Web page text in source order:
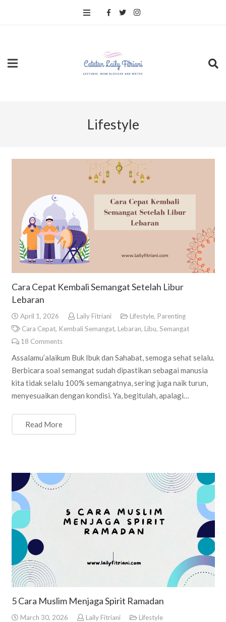
Lifestyle
Cara Cepat Kembali Semangat Setelah Libur
Lebaran
April 1, 2026 Laily Fitriani Lifestyle, Parenting
Cara Cepat, Kembali Semangat, Lebaran, Libu, Semangat
18 Comments
Assalamu’alaikum Buk Ibuk dan Sahabat, semoga sehat selalu.
Berbicara soal semangat sudah dipastikan sebagai manusia
kita tidak selalu 100% semangatnya, sering juga naik turun,
menyesuaikan dengan kondisi. Ya, begitulah, apalagi…
Read More
5 Cara Muslim Menjaga Spirit Ramadan
March 30, 2026 Laily Fitriani
Lifestyle